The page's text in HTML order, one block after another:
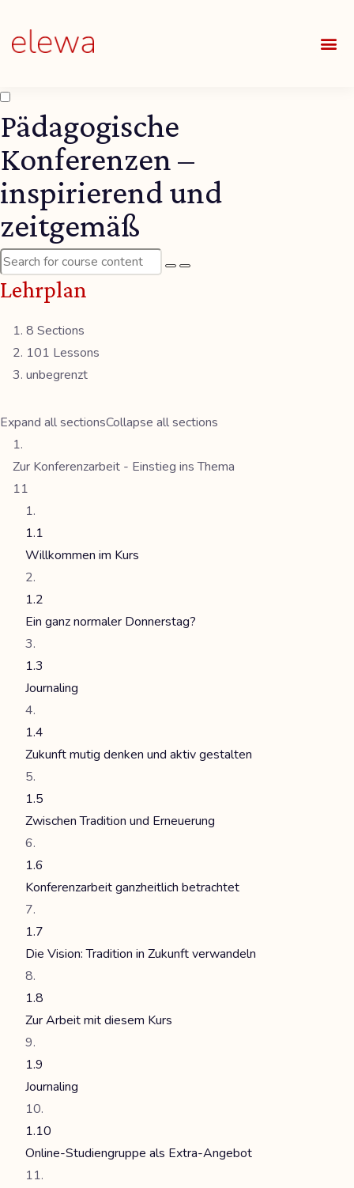
Pädagogische
Konferenzen –
inspirierend und
zeitgemäß
Lehrplan
8 Sections
101 Lessons
unbegrenzt
Expand all sectionsCollapse all sections
Zur Konferenzarbeit - Einstieg ins Thema
11
1.1
Willkommen im Kurs
1.2
Ein ganz normaler Donnerstag?
1.3
Journaling
1.4
Zukunft mutig denken und aktiv gestalten
1.5
Zwischen Tradition und Erneuerung
1.6
Konferenzarbeit ganzheitlich betrachtet
1.7
Die Vision: Tradition in Zukunft verwandeln
1.8
Zur Arbeit mit diesem Kurs
1.9
Journaling
1.10
Online-Studiengruppe als Extra-Angebot